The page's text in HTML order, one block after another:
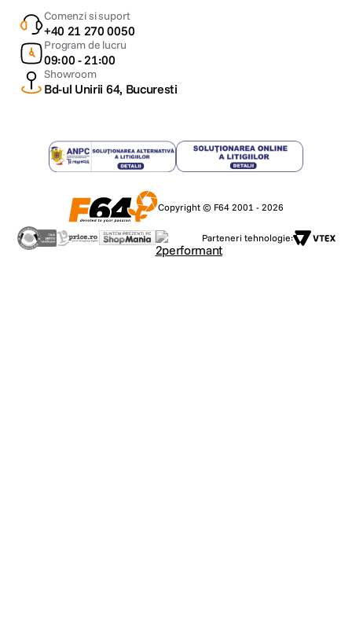
Comenzi si suport
+40 21 270 0050
Program de lucru
09:00 - 21:00
Showroom
Bd-ul Unirii 64, Bucuresti
Copyright © F64 2001 - 2026
Parteneri tehnologie: